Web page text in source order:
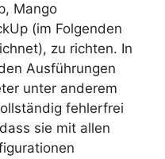
Mango
(im Folgenden
zu richten. In
Ausführungen
unter anderem
fehlerfrei
sie mit allen